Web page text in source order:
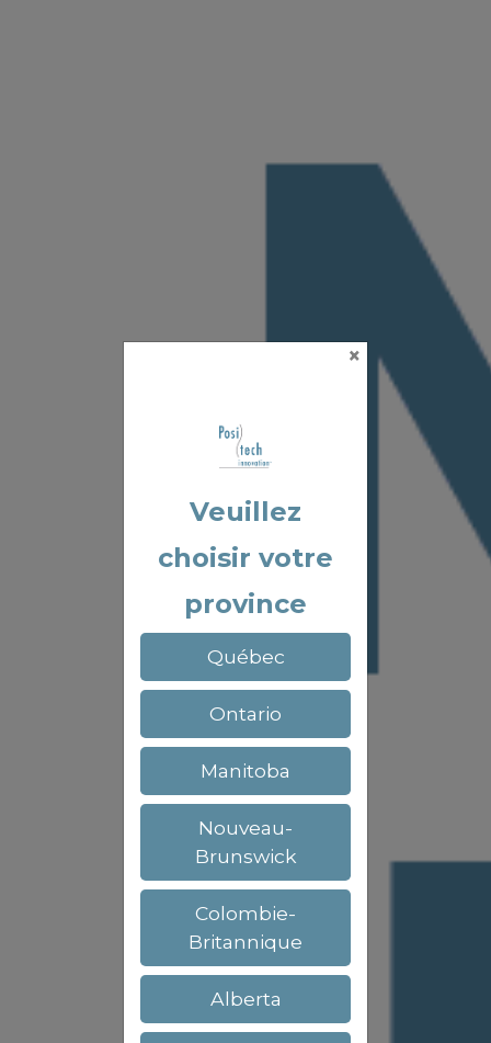
×
Veuillez
choisir votre
province
Québec
Ontario
Manitoba
Nouveau-
Brunswick
Colombie-
Britannique
Alberta